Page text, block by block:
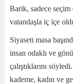
Barik, sadece
vatandaşla iç içe
Siyaseti masa
insan odaklı ve
çalıştıklarını
kademe, kadın ve